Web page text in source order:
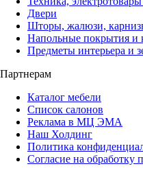
Двери
Шторы, жалюзи,
Напольные покрытия и
Предметы интерьера и
Партнерам
Каталог мебели
Список салонов
Реклама в МЦ ЭМА
Наш Холдинг
Политика
Согласие на обработку